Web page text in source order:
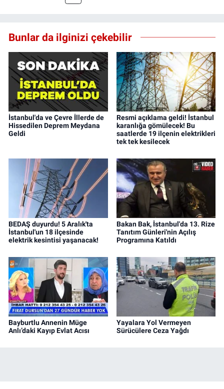
Bunlar da ilginizi çekebilir
İstanbul'da ve Çevre İllerde de
Hissedilen Deprem Meydana
Geldi
Resmi açıklama geldi! İstanbul
karanlığa gömülecek! Bu
saatlerde 19 ilçenin elektrikleri
tek tek kesilecek
BEDAŞ duyurdu! 5 Aralık'ta
İstanbul'un 18 ilçesinde
elektrik kesintisi yaşanacak!
Bakan Bak, İstanbul'da 13. Rize
Tanıtım Günleri'nin Açılış
Programına Katıldı
Bayburtlu Annenin Müge
Anlı’daki Kayıp Evlat Acısı
Yayalara Yol Vermeyen
Sürücülere Ceza Yağdı